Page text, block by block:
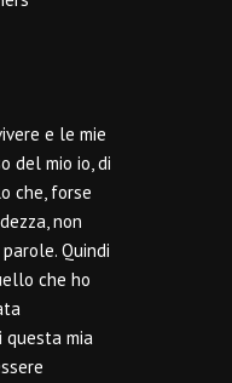
e le mie
del mio io, di
che, forse
non
Quindi
che ho
questa mia